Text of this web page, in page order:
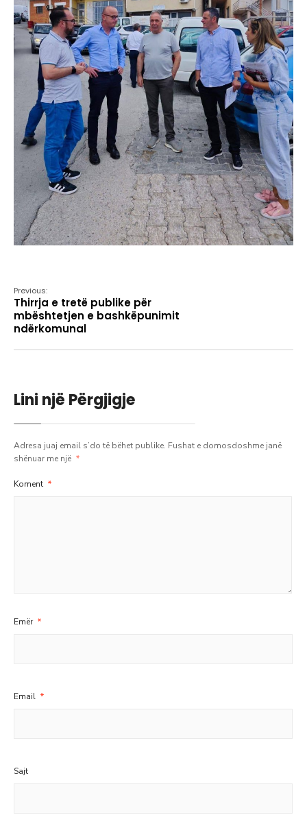
Previous:
Thirrja e tretë publike për
mbështetjen e bashkëpunimit
ndërkomunal
Lini një Përgjigje
Adresa juaj email s’do të bëhet publike. Fushat e domosdoshme janë
shënuar me një *
Koment *
Emër *
Email *
Sajt